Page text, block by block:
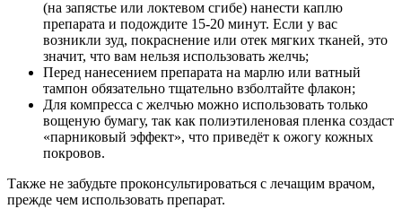
(на запястье или локтевом сгибе) нанести каплю
препарата и подождите 15-20 минут. Если у вас
возникли зуд, покраснение или отек мягких тканей, это
значит, что вам нельзя использовать желчь;
Перед нанесением препарата на марлю или ватный
тампон обязательно тщательно взболтайте флакон;
Для компресса с желчью можно использовать только
вощеную бумагу, так как полиэтиленовая пленка создаст
«парниковый эффект», что приведёт к ожогу кожных
покровов.
Также не забудьте проконсультироваться с лечащим врачом,
прежде чем использовать препарат.